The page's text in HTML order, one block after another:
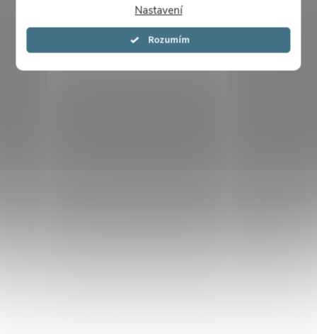
Nastavení
Souhlasím